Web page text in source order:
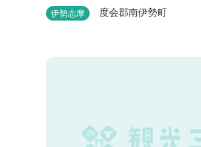
伊勢志摩 度会郡南伊勢町